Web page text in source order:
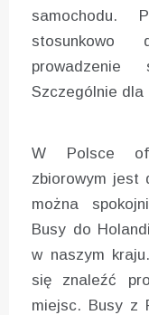
samochodu.
stosunkowo
prowadzenie
Szczególnie dla
W Polsce
zbiorowym jest
można
Busy do
w naszym
się znaleźć
miejsc. Busy z